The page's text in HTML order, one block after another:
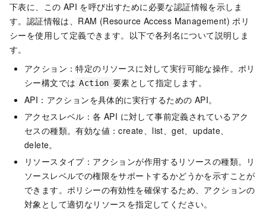
下表に、この API を呼び出すために必要な認証情報を示しま
す。認証情報は、RAM (Resource Access Management) ポリ
シーを使用して定義できます。以下で各列名について説明しま
す。
アクション：特定のリソースに対して実行可能な操作。ポリ
シー構文では Action 要素として指定します。
API：アクションを具体的に実行するための API。
アクセスレベル：各 API に対して事前定義されているアク
セスの種類。有効な値：create、list、get、update、
delete。
リソースタイプ：アクションが作用するリソースの種類。リ
ソースレベルでの権限をサポートするかどうかを示すことが
できます。ポリシーの有効性を確保するため、アクションの
対象として適切なリソースを指定してください。